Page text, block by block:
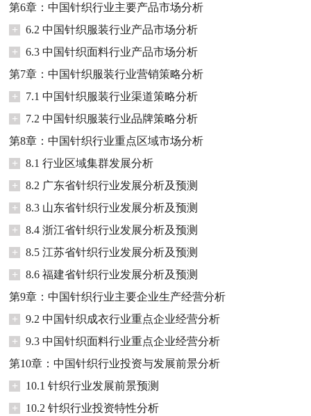
第6章：中国针织行业主要产品市场分析
+
6.2 中国针织服装行业产品市场分析
+
6.3 中国针织面料行业产品市场分析
第7章：中国针织服装行业营销策略分析
+
7.1 中国针织服装行业渠道策略分析
+
7.2 中国针织服装行业品牌策略分析
第8章：中国针织行业重点区域市场分析
+
8.1 行业区域集群发展分析
+
8.2 广东省针织行业发展分析及预测
+
8.3 山东省针织行业发展分析及预测
+
8.4 浙江省针织行业发展分析及预测
+
8.5 江苏省针织行业发展分析及预测
+
8.6 福建省针织行业发展分析及预测
第9章：中国针织行业主要企业生产经营分析
+
9.2 中国针织成衣行业重点企业经营分析
+
9.3 中国针织面料行业重点企业经营分析
第10章：中国针织行业投资与发展前景分析
+
10.1 针织行业发展前景预测
+
10.2 针织行业投资特性分析